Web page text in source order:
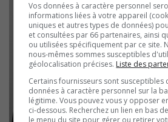
Vos données à caractère personnel
informations liées à votre appareil
uniques et autres types de données)
et consultées par 66 partenaires, ainsi
ou utilisées spécifiquement par ce site.
nous-mêmes sommes susceptibles
géolocalisation précises. Liste des
Certains fournisseurs sont susceptibles
données à caractère personnel sur la
légitime. Vous pouvez vous y opposer
ci-dessous. Recherchez un lien en bas
le menu du site pour gérer ou retirer